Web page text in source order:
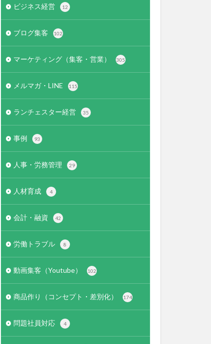
ビジネス経営 12
ブログ集客 102
マーケティング（集客・営業） 305
メルマガ・LINE 115
ランチェスター経営 35
事例 93
人事・労務管理 29
人材育成 4
会計・融資 42
労働トラブル 8
動画集客（Youtube） 102
商品作り（コンセプト・差別化） 174
問題社員対応 4